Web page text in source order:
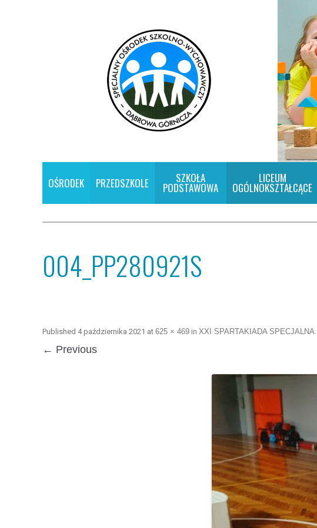
OŚRODEK PRZEDSZKOLE SZKOŁA
PODSTAWOWA
LICEUM
OGÓLNOKSZTAŁCĄCE
004_PP280921S
Published 4 października 2021 at 625 × 469 in XXI SPARTAKIADA SPECJALNA.
← Previous